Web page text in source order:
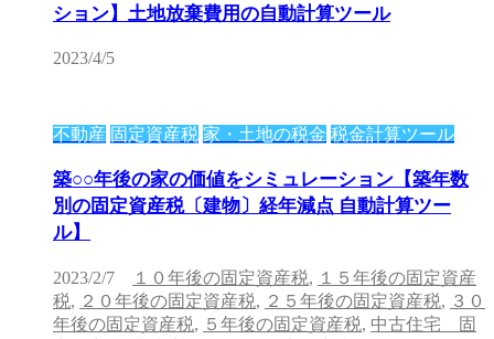
ション】土地放棄費用の自動計算ツール
2023/4/5
不動産 固定資産税 家・土地の税金 税金計算ツール
築○○年後の家の価値をシミュレーション【築年数
別の固定資産税〔建物〕経年減点 自動計算ツー
ル】
2023/2/7 １０年後の固定資産税, １５年後の固定資産
税, ２０年後の固定資産税, ２５年後の固定資産税, ３０
年後の固定資産税, ５年後の固定資産税, 中古住宅 固